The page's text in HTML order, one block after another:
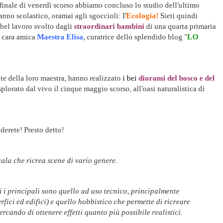
di venerdì scorso abbiamo concluso lo studio dell'ultimo
scolastico, oramai agli sgoccioli: l'Ecologia! Sieti quindi
lavoro svolto daglistraordinari bambinidi una quarta primaria
amica Maestra Elisa, curatrice dello splendido blog "LO
della loro maestra, hanno realizzato i bei diorami del bosco e del
dal vivo il cinque maggio scorso, all'oasi naturalistica di
Presto detto!
che ricrea scene di vario genere.
principali sono quello ad uso tecnico, principalmente
ed edifici) e quello hobbistico che permette di ricreare
di ottenere effetti quanto più possibile realistici.